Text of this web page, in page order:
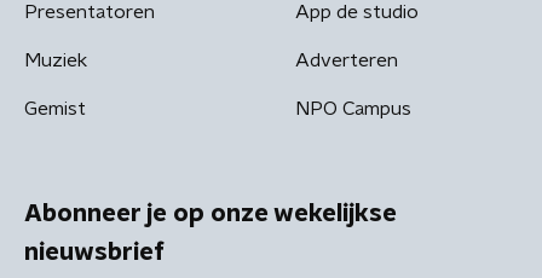
Presentatoren
Muziek
Gemist
App de studio
Adverteren
NPO Campus
Abonneer je op onze wekelijkse
nieuwsbrief